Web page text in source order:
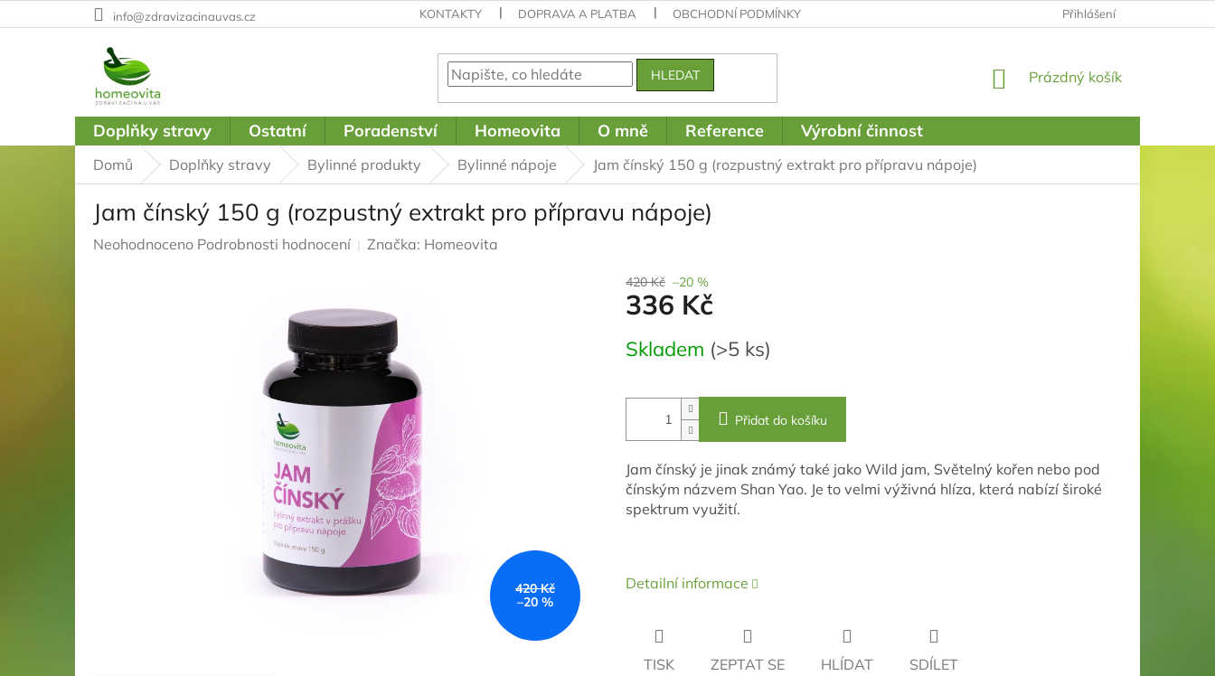
na
info@zdravizacinauvas.cz KONTAKTY DOPRAVA A PLATBA OBCHODNÍ PODMÍNKY PODMÍNKY OCHRANY OSOBNÍCH ÚDAJŮPřihlášení
HLEDAT
NÁKUPNÍ
Prázdný košík
Doplňky stravy Ostatní Poradenství Homeovita O mně Reference Výrobní činnost
Domů Doplňky stravy Bylinné produkty Bylinné nápoje Jam čínský 150 g (rozpustný extrakt pro přípravu nápoje)
Jam čínský 150 g (rozpustný extrakt pro přípravu nápoje)
Průměrné
Neohodnoceno Podrobnosti hodnocení Značka: Homeovita
420 Kč
–20 %
420 Kč –20 %
336 Kč
Měrná
cena:
Skladem (>5 ks)
Přidat do košíku
Jam čínský je jinak známý také jako Wild jam, Světelný kořen nebo pod
čínským názvem Shan Yao. Je to velmi výživná hlíza, která nabízí široké
spektrum využití.
Detailní informace
TISK ZEPTAT SE HLÍDAT SDÍLET